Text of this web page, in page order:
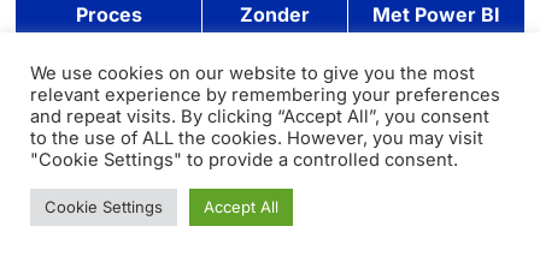
Proces
Zonder
Impala
Met Power BI
Data Integratie
Tijdintensief
en error-
Snel en efficiënt
met minimale
Real-time Analyse
Beperkt of
We use cookies on our website to give you the most
relevant experience by remembering your preferences
and repeat visits. By clicking “Accept All”, you consent
to the use of ALL the cookies. However, you may visit
"Cookie Settings" to provide a controlled consent.
Cookie Settings Accept All